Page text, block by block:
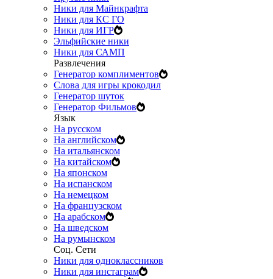
Ники для Майнкрафта
Ники для КС ГО
Ники для ИГР
Эльфийские ники
Ники для САМП
Развлечения
Генератор комплиментов
Слова для игры крокодил
Генератор шуток
Генератор Фильмов
Язык
На русском
На английском
На итальянском
На китайском
На японском
На испанском
На немецком
На французском
На арабском
На шведском
На румынском
Соц. Сети
Ники для одноклассников
Ники для инстаграм